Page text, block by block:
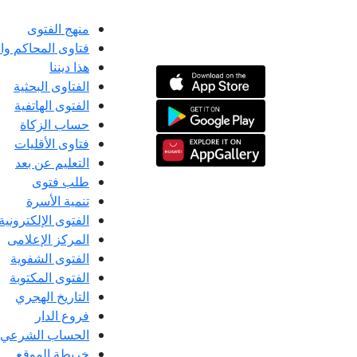
منهج الفتوى
فتاوى المحاكم
هذا ديننا
الفتاوى البحثية
الفتوى الهاتفية
حساب الزكاة
فتاوى الأقليات
التعليم عن بعد
طلب فتوى
تنمية الأسرة
الفتوى الإلكترونية
المركز الإعلامى
الفتوى الشفوية
الفتوى المكتوبة
التاريخ الهجري
فروع الدار
الحساب الشرعي